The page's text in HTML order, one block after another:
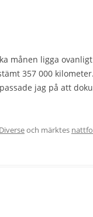
månen ligga
357 000
jag på att
Diverseoch märktes